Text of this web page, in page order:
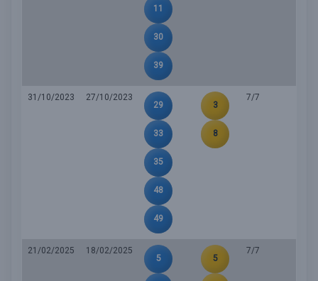
11
30
39
31/10/2023
27/10/2023
29
33
35
48
49
3
8
7/7
21/02/2025
18/02/2025
5
5
7/7